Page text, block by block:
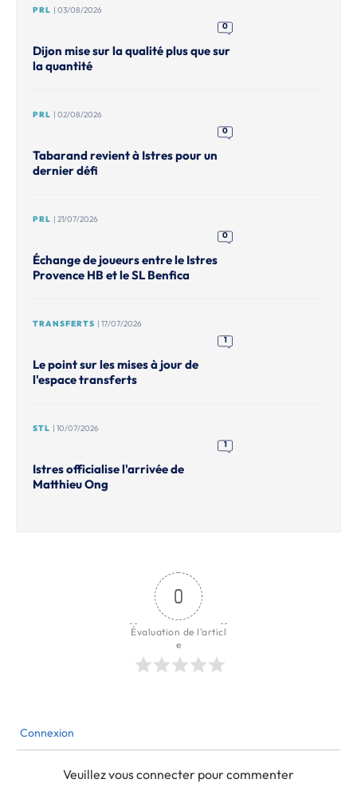
PRL | 03/08/2026
0
Dijon mise sur la qualité plus que sur
la quantité
PRL | 02/08/2026
0
Tabarand revient à Istres pour un
dernier défi
PRL | 21/07/2026
0
Échange de joueurs entre le Istres
Provence HB et le SL Benfica
TRANSFERTS | 17/07/2026
1
Le point sur les mises à jour de
l'espace transferts
STL | 10/07/2026
1
Istres officialise l'arrivée de
Matthieu Ong
0
Évaluation de l'articl
e
Connexion
Veuillez vous connecter pour commenter